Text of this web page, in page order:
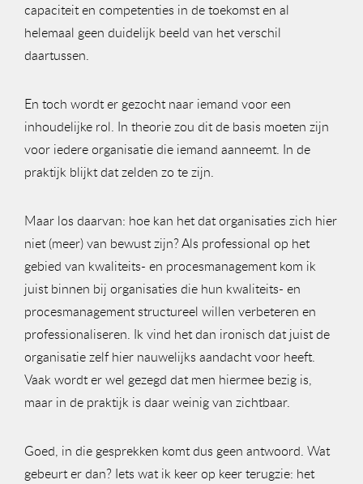
capaciteit en competenties in de toekomst en al
helemaal geen duidelijk beeld van het verschil
daartussen.
En toch wordt er gezocht naar iemand voor een
inhoudelijke rol. In theorie zou dit de basis moeten zijn
voor iedere organisatie die iemand aanneemt. In de
praktijk blijkt dat zelden zo te zijn.
Maar los daarvan: hoe kan het dat organisaties zich hier
niet (meer) van bewust zijn? Als professional op het
gebied van kwaliteits- en procesmanagement kom ik
juist binnen bij organisaties die hun kwaliteits- en
procesmanagement structureel willen verbeteren en
professionaliseren. Ik vind het dan ironisch dat juist de
organisatie zelf hier nauwelijks aandacht voor heeft.
Vaak wordt er wel gezegd dat men hiermee bezig is,
maar in de praktijk is daar weinig van zichtbaar.
Goed, in die gesprekken komt dus geen antwoord. Wat
gebeurt er dan? Iets wat ik keer op keer terugzie: het